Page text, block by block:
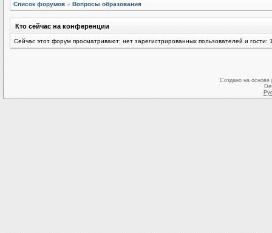
Список форумов » Вопросы образования
Кто сейчас на конференции
Сейчас этот форум просматривают: нет зарегистрированных пользователей и гости:
Создано на основе